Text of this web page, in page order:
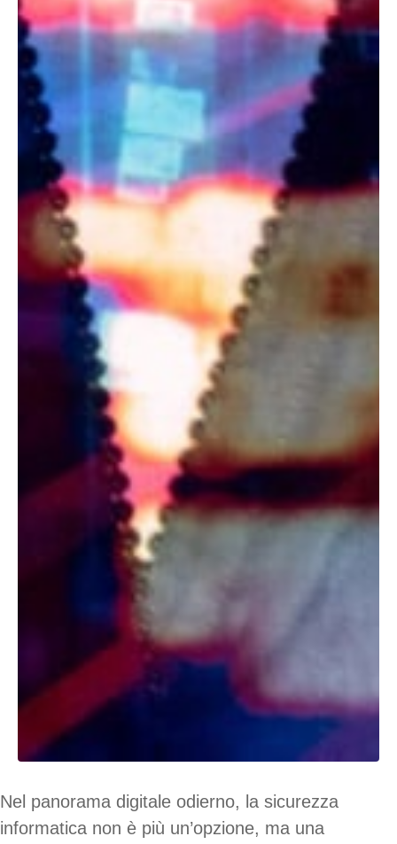
Nel panorama digitale odierno, la sicurezza
informatica non è più un’opzione, ma una